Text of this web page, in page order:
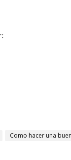
Como hacer una